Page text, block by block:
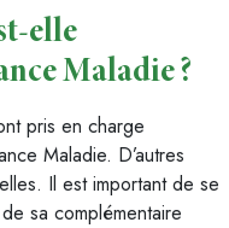
elle
Maladie ?
pris en charge
Maladie. D’autres
Il est important de se
sa complémentaire